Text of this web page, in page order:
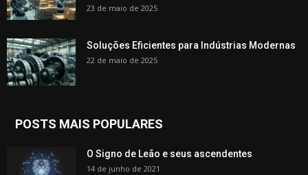
23 de maio de 2025
Soluções Eficientes para Indústrias Modernas
22 de maio de 2025
POSTS MAIS POPULARES
O Signo de Leão e seus ascendentes
14 de junho de 2021